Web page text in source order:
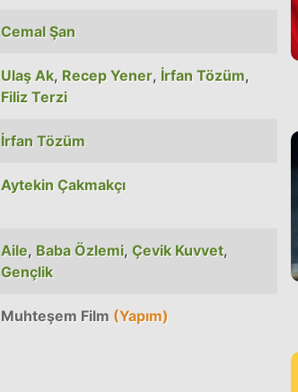
Cemal Şan
Ulaş Ak, Recep Yener, İrfan Tözüm,
Filiz Terzi
İrfan Tözüm
Aytekin Çakmakçı
Aile, Baba Özlemi, Çevik Kuvvet,
Gençlik
Muhteşem Film (Yapım)